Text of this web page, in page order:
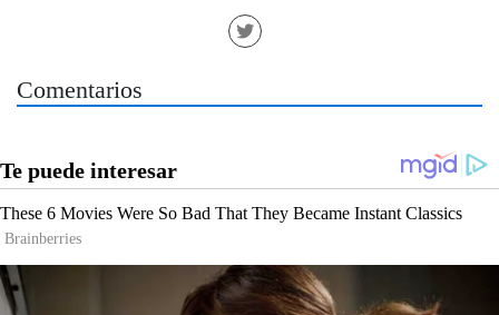
Comentarios